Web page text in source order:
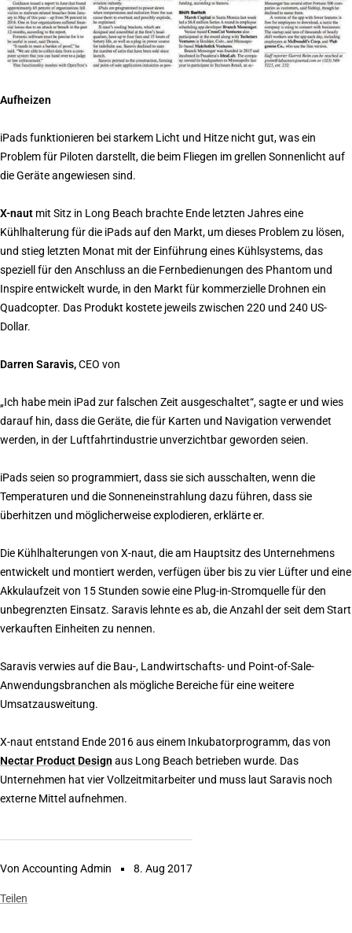
Von Accounting Admin 8. Aug 2017
Teilen
Aufheizen
iPads funktionieren bei starkem Licht und Hitze nicht gut, was ein
Problem für Piloten darstellt, die beim Fliegen im grellen Sonnenlicht auf
die Geräte angewiesen sind.
X-naut mit Sitz in Long Beach brachte Ende letzten Jahres eine
Kühlhalterung für die iPads auf den Markt, um dieses Problem zu lösen,
und stieg letzten Monat mit der Einführung eines Kühlsystems, das
speziell für den Anschluss an die Fernbedienungen des Phantom und
Inspire entwickelt wurde, in den Markt für kommerzielle Drohnen ein
Quadcopter. Das Produkt kostete jeweils zwischen 220 und 240 US-
Dollar.
Darren Saravis,CEO von
„Ich habe mein iPad zur falschen Zeit ausgeschaltet“, sagte er und wies
darauf hin, dass die Geräte, die für Karten und Navigation verwendet
werden, in der Luftfahrtindustrie unverzichtbar geworden seien.
iPads seien so programmiert, dass sie sich ausschalten, wenn die
Temperaturen und die Sonneneinstrahlung dazu führen, dass sie
überhitzen und möglicherweise explodieren, erklärte er.
Die Kühlhalterungen von X-naut, die am Hauptsitz des Unternehmens
entwickelt und montiert werden, verfügen über bis zu vier Lüfter und eine
Akkulaufzeit von 15 Stunden sowie eine Plug-in-Stromquelle für den
unbegrenzten Einsatz. Saravis lehnte es ab, die Anzahl der seit dem Start
verkauften Einheiten zu nennen.
Saravis verwies auf die Bau-, Landwirtschafts- und Point-of-Sale-
Anwendungsbranchen als mögliche Bereiche für eine weitere
Umsatzausweitung.
X-naut entstand Ende 2016 aus einem Inkubatorprogramm, das von
Nectar Product Design aus Long Beach betrieben wurde. Das
Unternehmen hat vier Vollzeitmitarbeiter und muss laut Saravis noch
externe Mittel aufnehmen.